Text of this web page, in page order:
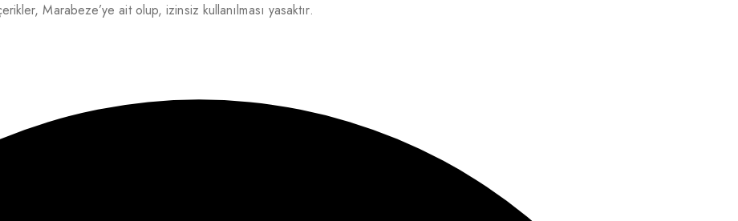
Marabeze’ye ait olup, izinsiz kullanılması yasaktır.